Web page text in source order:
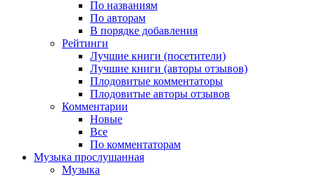
По названиям
По авторам
В порядке добавления
Рейтинги
Лучшие книги (посетители)
Лучшие книги (авторы отзывов)
Плодовитые комментаторы
Плодовитые авторы отзывов
Комментарии
Новые
Все
По комментаторам
Музыка прослушанная
Музыка